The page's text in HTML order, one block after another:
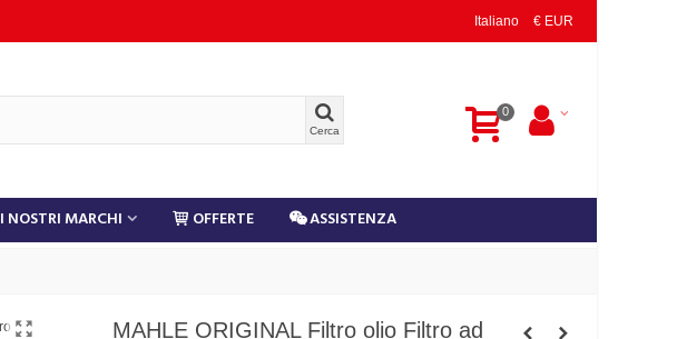
Italiano € EUR
Cerca
0
I NOSTRI MARCHI OFFERTE ASSISTENZA
MAHLE ORIGINAL Filtro olio Filtro ad